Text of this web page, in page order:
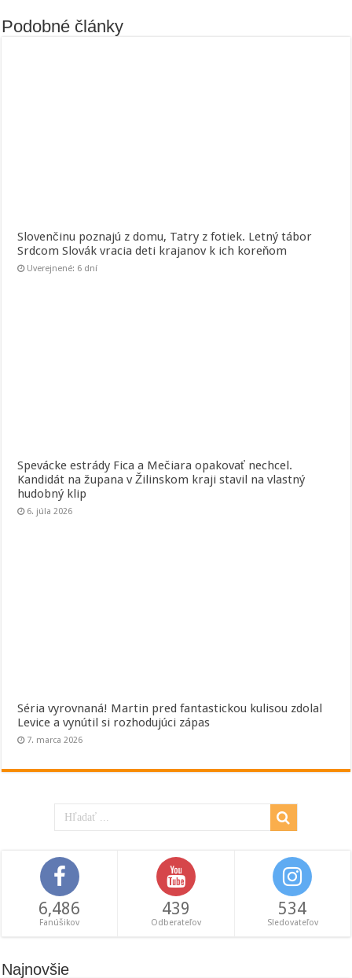
Podobné články
Slovenčinu poznajú z domu, Tatry z fotiek. Letný tábor
Srdcom Slovák vracia deti krajanov k ich koreňom
Uverejnené: 6 dní
Spevácke estrády Fica a Mečiara opakovať nechcel.
Kandidát na župana v Žilinskom kraji stavil na vlastný
hudobný klip
6. júla 2026
Séria vyrovnaná! Martin pred fantastickou kulisou zdolal
Levice a vynútil si rozhodujúci zápas
7. marca 2026
6,486
Fanúšikov
439
Odberateľov
534
Sledovateľov
Najnovšie